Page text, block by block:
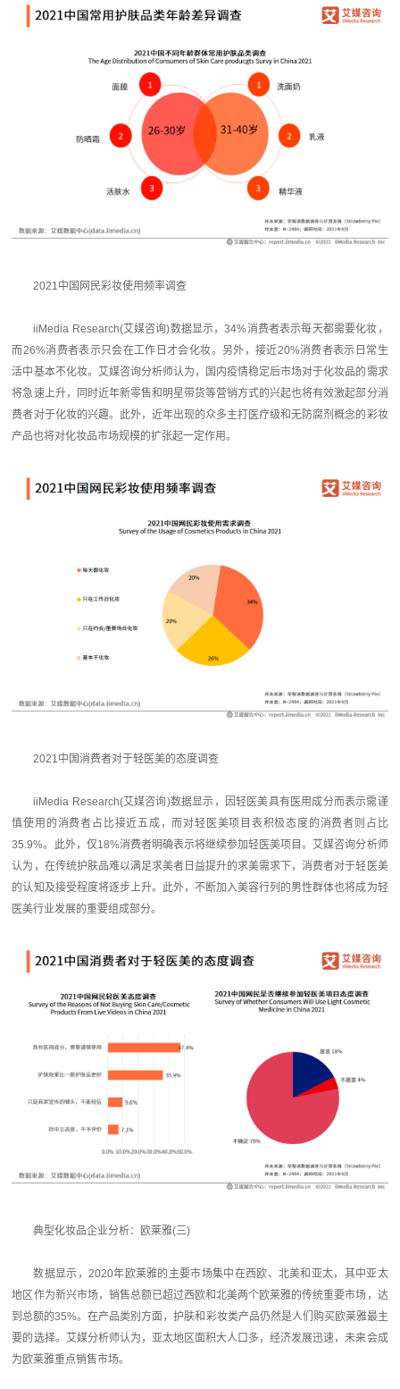
2021中国网民彩妆使用频率调查
iiMedia Research(艾媒咨询)数据显示，34%消费者表示每天都需要化妆，
而26%消费者表示只会在工作日才会化妆。另外，接近20%消费者表示日常生
活中基本不化妆。艾媒咨询分析师认为，国内疫情稳定后市场对于化妆品的需求
将急速上升，同时近年新零售和明星带货等营销方式的兴起也将有效激起部分消
费者对于化妆的兴趣。此外，近年出现的众多主打医疗级和无防腐剂概念的彩妆
产品也将对化妆品市场规模的扩张起一定作用。
2021中国消费者对于轻医美的态度调查
iiMedia Research(艾媒咨询)数据显示，因轻医美具有医用成分而表示需谨
慎使用的消费者占比接近五成，而对轻医美项目表积极态度的消费者则占比
35.9%。此外，仅18%消费者明确表示将继续参加轻医美项目。艾媒咨询分析师
认为，在传统护肤品难以满足求美者日益提升的求美需求下，消费者对于轻医美
的认知及接受程度将逐步上升。此外，不断加入美容行列的男性群体也将成为轻
医美行业发展的重要组成部分。
典型化妆品企业分析：欧莱雅(三)
数据显示，2020年欧莱雅的主要市场集中在西欧、北美和亚太，其中亚太
地区作为新兴市场，销售总额已超过西欧和北美两个欧莱雅的传统重要市场，达
到总额的35%。在产品类别方面，护肤和彩妆类产品仍然是人们购买欧莱雅最主
要的选择。艾媒分析师认为，亚太地区面积大人口多，经济发展迅速，未来会成
为欧莱雅重点销售市场。